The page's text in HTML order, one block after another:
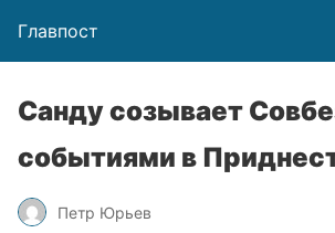
Главпост
Санду созывает
событиями в
Петр Юрьев